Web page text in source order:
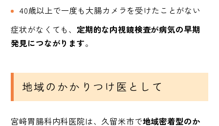
40歳以上で一度も大腸カメラを受けたことがない
症状がなくても、 定期的な内視鏡検査が病気の早期
発見につながります。
地域のかかりつけ医として
宮﨑胃腸科内科医院は、久留米市で地域密着型のか